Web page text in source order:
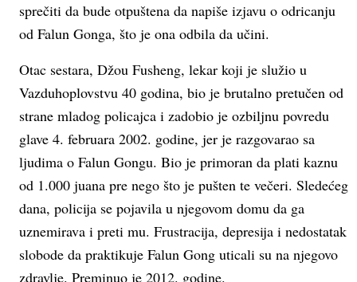
sprečiti da bude otpuštena da napiše izjavu o odricanju
od Falun Gonga, što je ona odbila da učini.
Otac sestara, Džou Fusheng, lekar koji je služio u
Vazduhoplovstvu 40 godina, bio je brutalno pretučen od
strane mladog policajca i zadobio je ozbiljnu povredu
glave 4. februara 2002. godine, jer je razgovarao sa
ljudima o Falun Gongu. Bio je primoran da plati kaznu
od 1.000 juana pre nego što je pušten te večeri. Sledećeg
dana, policija se pojavila u njegovom domu da ga
uznemirava i preti mu. Frustracija, depresija i nedostatak
slobode da praktikuje Falun Gong uticali su na njegovo
zdravlje. Preminuo je 2012. godine.